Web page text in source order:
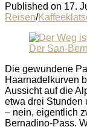
Published on 17.
Reisen/
Die gewundene
Haarnadelkurven
Aussicht auf die
etwa drei Stunden
– nein, eigentlich
Bernadino-Pass.